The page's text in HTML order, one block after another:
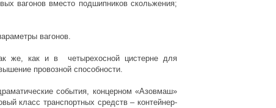
вагонов вместо подшипников скольжения;
вагонов.
же, как и в четырехосной цистерне для
провозной способности.
события, концерном «Азовмаш»
класс транспортных средств – контейнер-